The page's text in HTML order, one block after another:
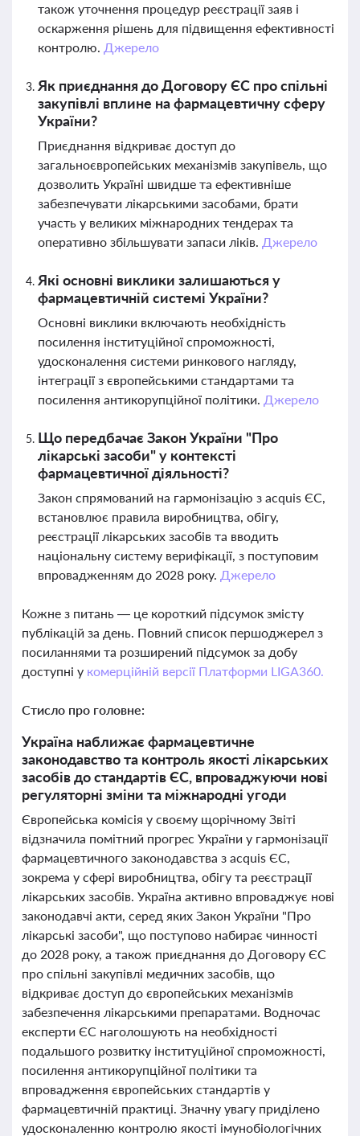
також уточнення процедур реєстрації заяв і
оскарження рішень для підвищення ефективності
контролю. Джерело
Як приєднання до Договору ЄС про спільні
закупівлі вплине на фармацевтичну сферу
України?
Приєднання відкриває доступ до
загальноєвропейських механізмів закупівель, що
дозволить Україні швидше та ефективніше
забезпечувати лікарськими засобами, брати
участь у великих міжнародних тендерах та
оперативно збільшувати запаси ліків. Джерело
Які основні виклики залишаються у
фармацевтичній системі України?
Основні виклики включають необхідність
посилення інституційної спроможності,
удосконалення системи ринкового нагляду,
інтеграції з європейськими стандартами та
посилення антикорупційної політики. Джерело
Що передбачає Закон України "Про
лікарські засоби" у контексті
фармацевтичної діяльності?
Закон спрямований на гармонізацію з acquis ЄС,
встановлює правила виробництва, обігу,
реєстрації лікарських засобів та вводить
національну систему верифікації, з поступовим
впровадженням до 2028 року. Джерело
Кожне з питань — це короткий підсумок змісту
публікацій за день. Повний список першоджерел з
посиланнями та розширений підсумок за добу
доступні у комерційній версії Платформи LIGA360.
Стисло про головне:
Україна наближає фармацевтичне
законодавство та контроль якості лікарських
засобів до стандартів ЄС, впроваджуючи нові
регуляторні зміни та міжнародні угоди
Європейська комісія у своєму щорічному Звіті
відзначила помітний прогрес України у гармонізації
фармацевтичного законодавства з acquis ЄС,
зокрема у сфері виробництва, обігу та реєстрації
лікарських засобів. Україна активно впроваджує нові
законодавчі акти, серед яких Закон України "Про
лікарські засоби", що поступово набирає чинності
до 2028 року, а також приєднання до Договору ЄС
про спільні закупівлі медичних засобів, що
відкриває доступ до європейських механізмів
забезпечення лікарськими препаратами. Водночас
експерти ЄС наголошують на необхідності
подальшого розвитку інституційної спроможності,
посилення антикорупційної політики та
впровадження європейських стандартів у
фармацевтичній практиці. Значну увагу приділено
удосконаленню контролю якості імунобіологічних